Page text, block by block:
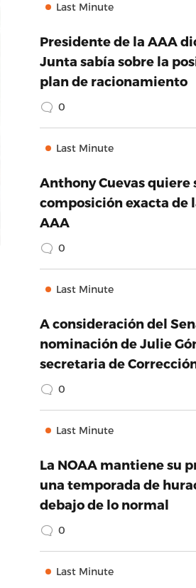
Last Minute
Presidente de la AAA
Junta sabía sobre la
plan de racionamiento
0
Last Minute
Anthony Cuevas quiere
composición exacta de
AAA
0
Last Minute
A consideración del
nominación de Julie
secretaria de
0
Last Minute
La NOAA mantiene su
una temporada de
debajo de lo normal
0
Last Minute